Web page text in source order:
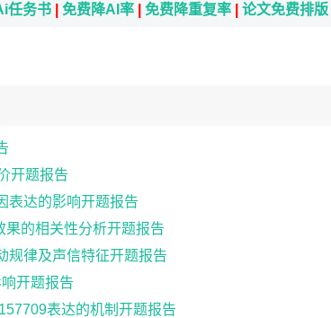
任务书 免费降AI率 免费降重复率 论文免费排版
开题报告
表达的影响开题报告
的相关性分析开题报告
规律及声信特征开题报告
开题报告
表达的机制开题报告